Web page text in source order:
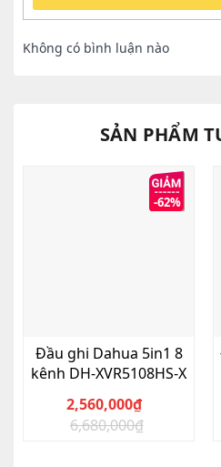
Không có bình luận nào
SẢN PHẨM
-62%
Đầu ghi Dahua 5in1 8
kênh DH-XVR5108HS-X
6,680,000₫
Giá
2,560,000₫
Giá